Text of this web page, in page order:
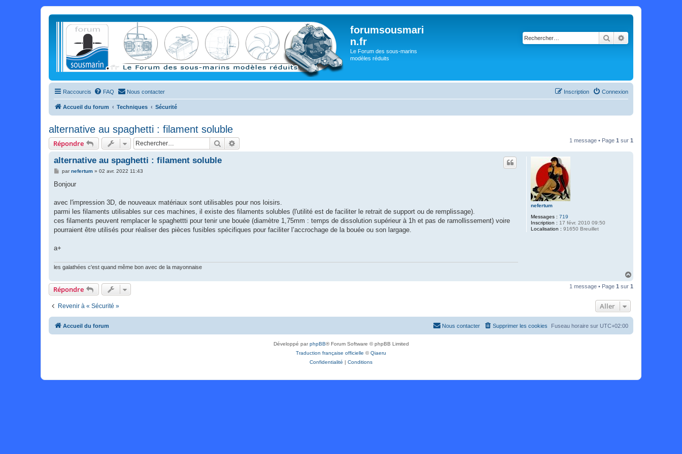
forumsousmari
n.fr
Le Forum des sous-marins
modèles réduits
Rechercher
Raccourcis FAQ Nous contacter Connexion
Inscription
Accueil du forum Techniques Sécurité
alternative au spaghetti : filament soluble
Répondre Rechercher 1 message • Page 1 sur 1
nefertum
Messages : 719
Inscription : 17 févr. 2010 09:50
Localisation : 91650 Breuillet
alternative au spaghetti : filament soluble
M
s
g
parnefertum» 02 avr. 2022 11:43
Bonjour
avec l'impression 3D, de nouveaux matériaux sont utilisables pour nos loisirs.
parmi les filaments utilisables sur ces machines, il existe des filaments solubles (l'utilité est de faciliter le retrait de support ou de remplissage).
ces filaments peuvent remplacer le spaghettti pour tenir une bouée (diamètre 1,75mm : temps de dissolution supérieur à 1h et pas de ramollissement) voire
pourraient être utilisés pour réaliser des pièces fusibles spécifiques pour faciliter l’accrochage de la bouée ou son largage.
a+
les galathées c'est quand même bon avec de la mayonnaise
u
Répondre 1 message • Page 1 sur 1
Revenir à « Sécurité » Aller
Accueil du forum Fuseau horaire sur UTC+02:00
Supprimer les cookies
Nous contacter
Développé parphpBB® Forum Software © phpBB Limited
Traduction française officielle ©Qiaeru
Confidentialité | Conditions